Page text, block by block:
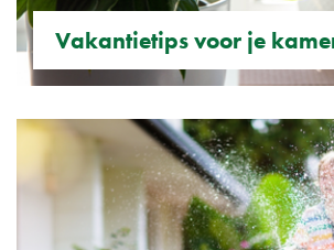
Vakantietips voor je